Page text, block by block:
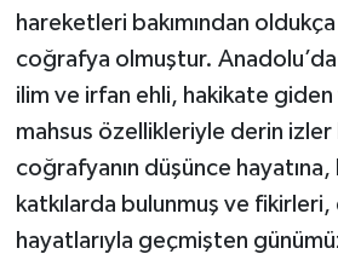
hareketleri bakımından
coğrafya olmuştur.
ilim ve irfan ehli, hakikate
mahsus özellikleriyle derin izler
coğrafyanın düşünce
katkılarda bulunmuş ve
hayatlarıyla geçmişten
Bilecik Müftülüğü
Bingöl Müftülüğü
Bitlis Müftülüğü
Bolu Müftülüğü
Kültür-Sanat
Aile
Sağlık